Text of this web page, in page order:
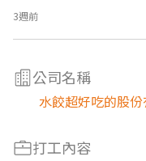
3週前
公司名稱
水餃超好吃的股
打工內容